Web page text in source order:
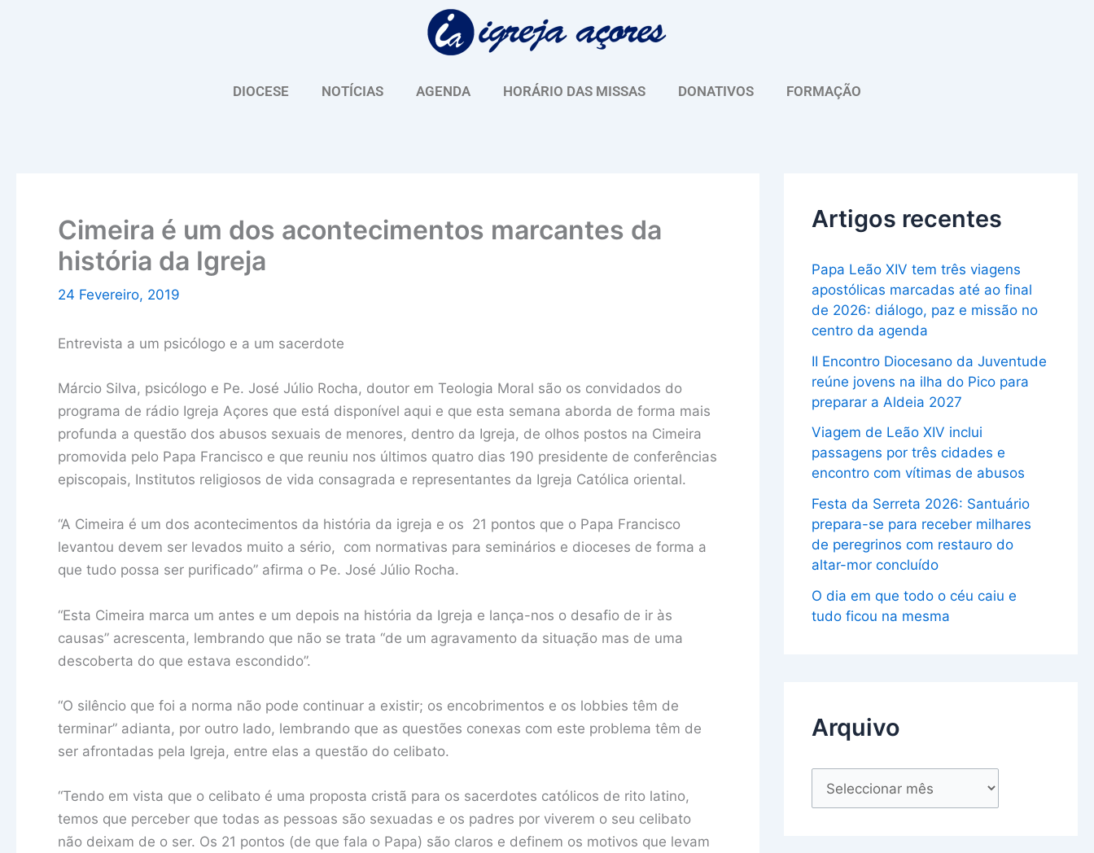
DIOCESE NOTÍCIAS AGENDA HORÁRIO DAS MISSAS DONATIVOS FORMAÇÃO
Cimeira é um dos acontecimentos marcantes da
história da Igreja
24 Fevereiro, 2019
Entrevista a um psicólogo e a um sacerdote
Márcio Silva, psicólogo e Pe. José Júlio Rocha, doutor em Teologia Moral são os convidados do
programa de rádio Igreja Açores que está disponível aqui e que esta semana aborda de forma mais
profunda a questão dos abusos sexuais de menores, dentro da Igreja, de olhos postos na Cimeira
promovida pelo Papa Francisco e que reuniu nos últimos quatro dias 190 presidente de conferências
episcopais, Institutos religiosos de vida consagrada e representantes da Igreja Católica oriental.
“A Cimeira é um dos acontecimentos da história da igreja e os 21 pontos que o Papa Francisco
levantou devem ser levados muito a sério, com normativas para seminários e dioceses de forma a
que tudo possa ser purificado” afirma o Pe. José Júlio Rocha.
“Esta Cimeira marca um antes e um depois na história da Igreja e lança-nos o desafio de ir às
causas” acrescenta, lembrando que não se trata “de um agravamento da situação mas de uma
descoberta do que estava escondido”.
“O silêncio que foi a norma não pode continuar a existir; os encobrimentos e os lobbies têm de
terminar” adianta, por outro lado, lembrando que as questões conexas com este problema têm de
ser afrontadas pela Igreja, entre elas a questão do celibato.
“Tendo em vista que o celibato é uma proposta cristã para os sacerdotes católicos de rito latino,
temos que perceber que todas as pessoas são sexuadas e os padres por viverem o seu celibato
não deixam de o ser. Os 21 pontos (de que fala o Papa) são claros e definem os motivos que levam
Artigos recentes
Papa Leão XIV tem três viagens
apostólicas marcadas até ao final
de 2026: diálogo, paz e missão no
centro da agenda
II Encontro Diocesano da Juventude
reúne jovens na ilha do Pico para
preparar a Aldeia 2027
Viagem de Leão XIV inclui
passagens por três cidades e
encontro com vítimas de abusos
Festa da Serreta 2026: Santuário
prepara-se para receber milhares
de peregrinos com restauro do
altar-mor concluído
O dia em que todo o céu caiu e
tudo ficou na mesma
Arquivo
u